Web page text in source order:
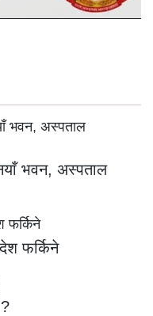
भवन, अस्पताल
फर्किने